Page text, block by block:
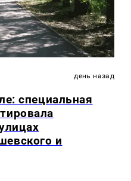
день назад
специальная
и